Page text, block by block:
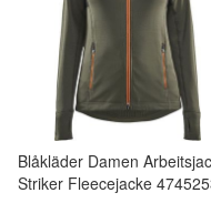
Blåkläder Damen
Striker Fleecejacke